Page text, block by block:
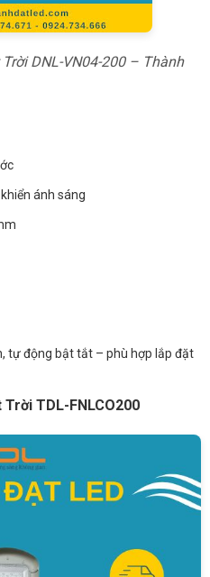
DNL-VN04-200 – Thành
ánh sáng
tự động bật tắt – phù hợp lắp đặt
TDL-FNLCO200